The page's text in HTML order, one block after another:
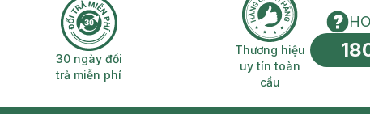
phí 2H 30 ngày đổi trả miễn phí
30 ngày đổi
trả miễn phí
Thương hiệu
Thương hiệu
uy tín toàn
cầu